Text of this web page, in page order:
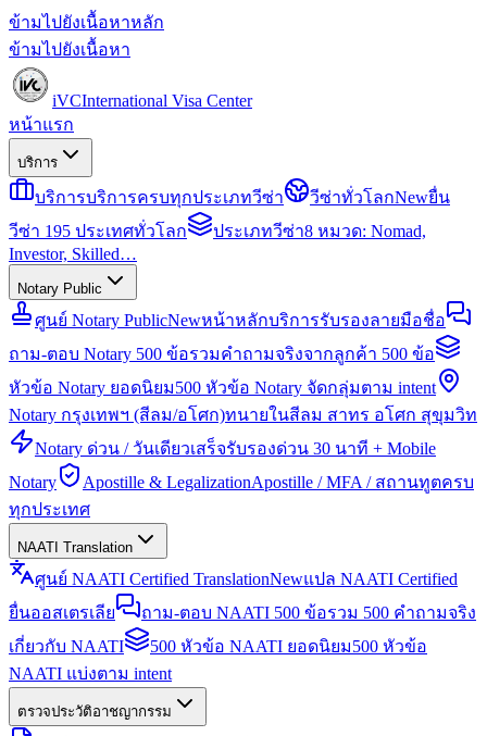
ข้ามไปยังเนื้อหาหลัก
ข้ามไปยังเนื้อหา
iVCInternational Visa Center
หน้าแรก
บริการ
บริการบริการครบทุกประเภทวีซ่า วีซ่าทั่วโลกNewยื่น
วีซ่า 195 ประเทศทั่วโลก
ประเภทวีซ่า8 หมวด: Nomad,
Investor, Skilled…
Notary Public
ศูนย์ Notary PublicNewหน้าหลักบริการรับรองลายมือชื่อ
ถาม-ตอบ Notary 500 ข้อรวมคำถามจริงจากลูกค้า 500 ข้อ
หัวข้อ Notary ยอดนิยม500 หัวข้อ Notary จัดกลุ่มตาม intent
Notary กรุงเทพฯ (สีลม/อโศก)ทนายในสีลม สาทร อโศก สุขุมวิท
Notary ด่วน / วันเดียวเสร็จรับรองด่วน 30 นาที + Mobile
Notary
Apostille & LegalizationApostille / MFA / สถานทูตครบ
ทุกประเทศ
NAATI Translation
ศูนย์ NAATI Certified TranslationNewแปล NAATI Certified
ยื่นออสเตรเลีย
ถาม-ตอบ NAATI 500 ข้อรวม 500 คำถามจริง
เกี่ยวกับ NAATI
500 หัวข้อ NAATI ยอดนิยม500 หัวข้อ
NAATI แบ่งตาม intent
ตรวจประวัติอาชญากรรม